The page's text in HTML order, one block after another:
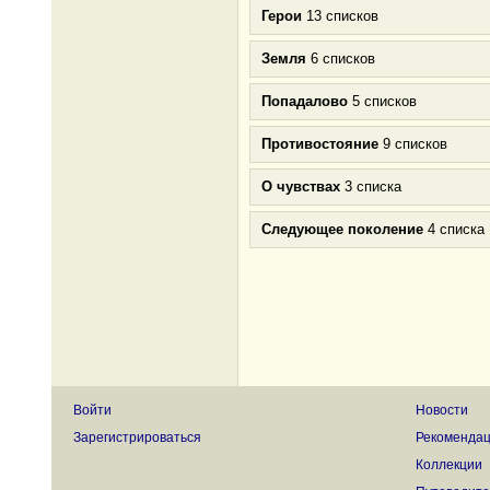
Герои 13 списков
Земля 6 списков
Попадалово 5 списков
Противостояние 9 списков
О чувствах 3 списка
Следующее поколение 4 списка
Войти
Зарегистрироваться
Новости
Коллекции